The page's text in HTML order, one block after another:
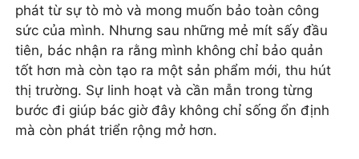
phát từ sự tò mò và mong muốn bảo toàn công
sức của mình. Nhưng sau những mẻ mít sấy đầu
tiên, bác nhận ra rằng mình không chỉ bảo quản
tốt hơn mà còn tạo ra một sản phẩm mới, thu hút
thị trường. Sự linh hoạt và cần mẫn trong từng
bước đi giúp bác giờ đây không chỉ sống ổn định
mà còn phát triển rộng mở hơn.